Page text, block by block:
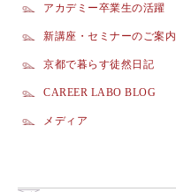
アカデミー卒業生の活躍
新講座・セミナーのご案内
京都で暮らす徒然日記
CAREER LABO BLOG
メディア